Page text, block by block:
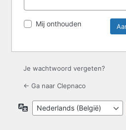
Mij onthouden
Je wachtwoord vergeten?
← Ga naar Clepnaco
Taal